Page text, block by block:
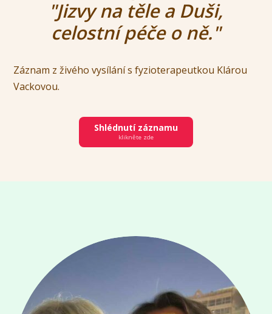
"Jizvy na těle a Duši,
celostní péče o ně."
Záznam z živého vysílání s fyzioterapeutkou Klárou
Vackovou.
Shlédnutí záznamu
klikněte zde